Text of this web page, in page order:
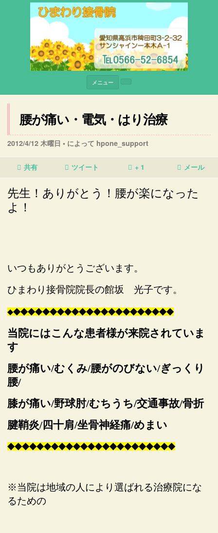
メニュー
腰が痛い・電気・はり治療
2012/4/12 木曜日 • によって hpone_support
共有 ツイート + 1 メール
先生！ありがとう！腰が楽になった
よ！
いつもありがとうございます。
ひまわり接骨院院長の館坂 光子です。
◆◆◆◆◆◆◆◆◆◆◆◆◆◆◆◆◆◆◆◆◆◆◆
当院にはこんな患者様が来院されていま
す
腰が痛い/むくみ/腰がのびない/ぎっくり
腰/
膝が痛い/野球肘/むちうち/交通事故/骨折
腱鞘炎/四十肩/坐骨神経痛/めまい
◆◆◆◆◆◆◆◆◆◆◆◆◆◆◆◆◆◆◆◆◆◆◆
※当院は地域の人により選ばれる治療院にな
るための